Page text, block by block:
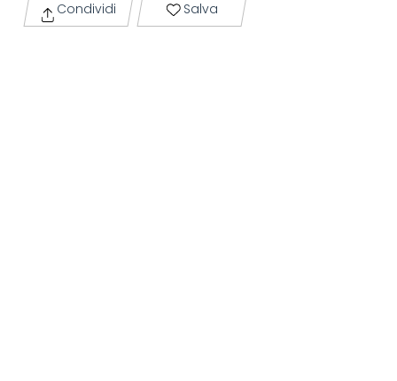
Condividi Salva